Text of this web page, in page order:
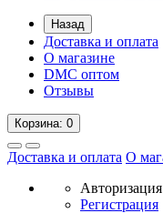
Назад
Доставка и оплата
О магазине
DMC оптом
Отзывы
Корзина: 0
Доставка и оплата О
Авторизация
Регистрация